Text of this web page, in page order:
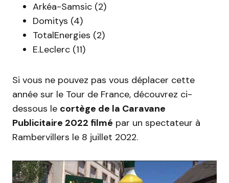
Arkéa-Samsic (2)
Domitys (4)
TotalEnergies (2)
E.Leclerc (11)
Si vous ne pouvez pas vous déplacer cette
année sur le Tour de France, découvrez ci-
dessous le cortège de la Caravane
Publicitaire 2022 filmé par un spectateur à
Rambervillers le 8 juillet 2022.